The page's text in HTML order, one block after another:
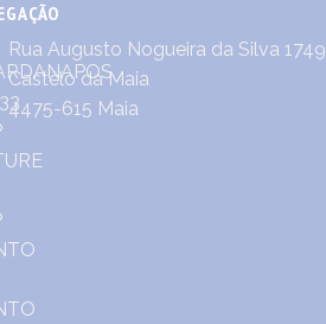
Rua Augusto Nogueira da Silva 1749
Castêlo da Maia
4475-615 Maia